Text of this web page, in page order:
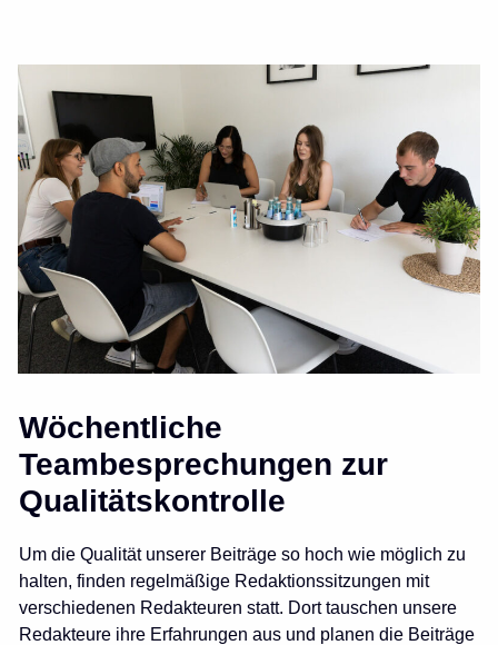
Wöchentliche
Teambesprechungen zur
Qualitätskontrolle
Um die Qualität unserer Beiträge so hoch wie möglich zu
halten, finden regelmäßige Redaktionssitzungen mit
verschiedenen Redakteuren statt. Dort tauschen unsere
Redakteure ihre Erfahrungen aus und planen die Beiträge